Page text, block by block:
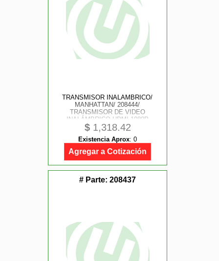
TRANSMISOR INALAMBRICO/
MANHATTAN/ 208444/
TRANSMISOR DE VIDEO
INALÁMBRICO HDMI 1080P
$1,318.42
Existencia Aprox: 0
Agregar a Cotización
# Parte: 208437